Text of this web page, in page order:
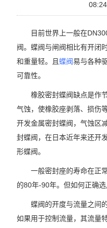
08:24
目前世界上一般在DN300
阀。蝶阀与闸阀相比有开闭
和重量轻。且 蝶阀易与各种
可靠性。
橡胶密封蝶阀缺点是作节
气蚀，使橡胶座剥落、损伤
开发金属密封蝶阀，气蚀区
封蝶阀，在日本近年来还开
形蝶阀。
一般密封座的寿命在正常
的80年-90年。但如何正确选
蝶阀的开度与流量之间的
如果用于控制流量，其流量